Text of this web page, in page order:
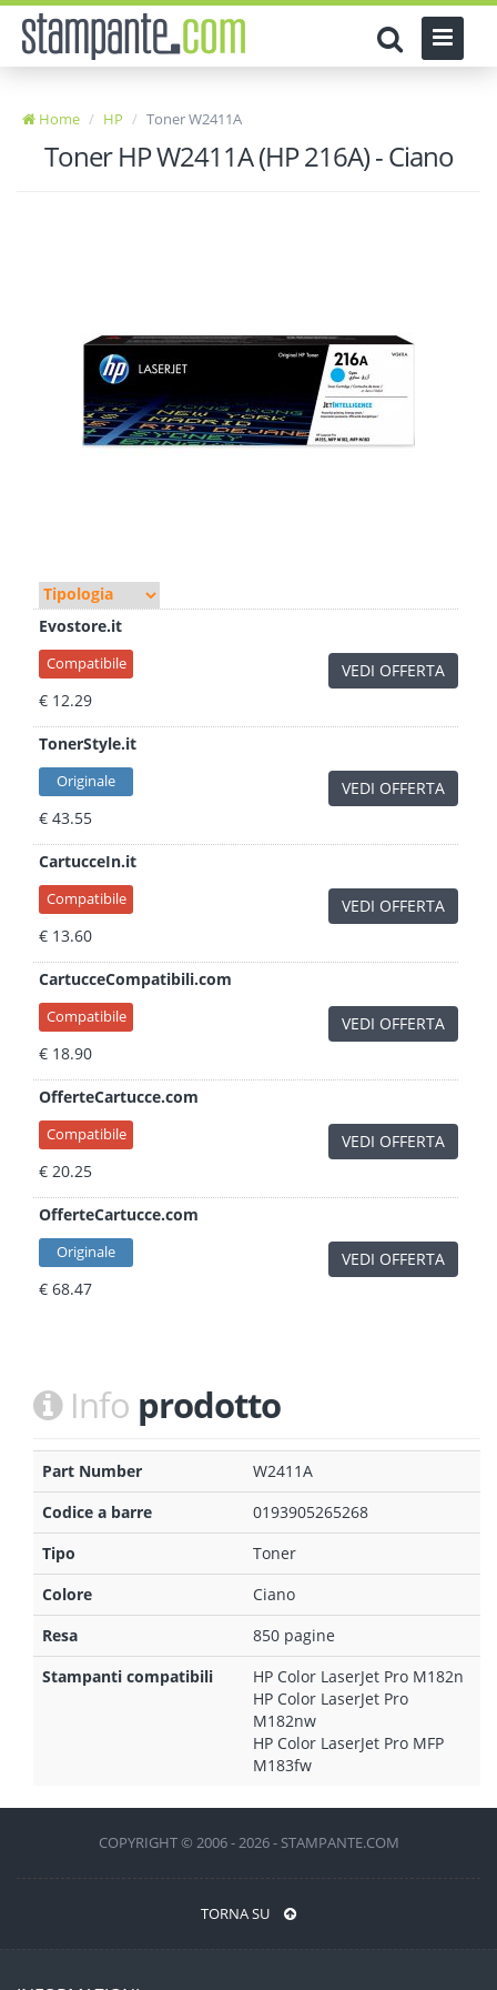
Home HP Toner W2411A
Toner HP W2411A (HP 216A) - Ciano
Evostore.it
Compatibile
€ 12.29
VEDI OFFERTA
TonerStyle.it
Originale
€ 43.55
VEDI OFFERTA
CartucceIn.it
Compatibile
€ 13.60
VEDI OFFERTA
CartucceCompatibili.com
Compatibile
€ 18.90
VEDI OFFERTA
OfferteCartucce.com
Compatibile
€ 20.25
VEDI OFFERTA
OfferteCartucce.com
Originale
€ 68.47
VEDI OFFERTA
Info prodotto
Part Number
W2411A
Codice a barre
0193905265268
Tipo
Toner
Colore
Ciano
Resa
850 pagine
Stampanti compatibili
HP Color LaserJet Pro M182n
HP Color LaserJet Pro
M182nw
HP Color LaserJet Pro MFP
M183fw
COPYRIGHT © 2006 - 2026 - STAMPANTE.COM
TORNA SU